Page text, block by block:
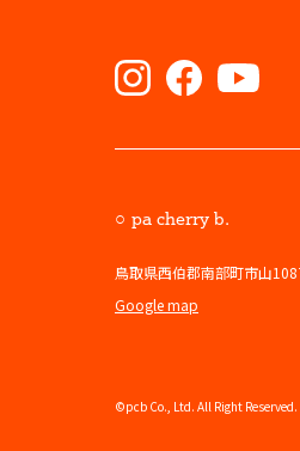
pa cherry b.
鳥取県西伯郡南部町市山
Google map
©pcb Co., Ltd. All Right Reserved.